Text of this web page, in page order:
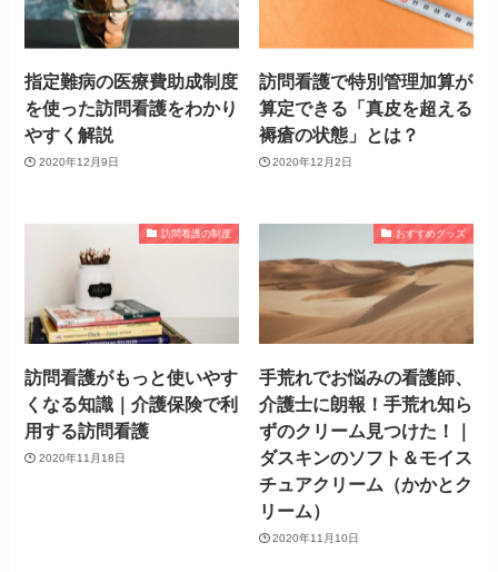
指定難病の医療費助成制度
を使った訪問看護をわかり
やすく解説
2020年12月9日
訪問看護で特別管理加算が
算定できる「真皮を超える
褥瘡の状態」とは？
2020年12月2日
訪問看護の制度
訪問看護がもっと使いやす
くなる知識｜介護保険で利
用する訪問看護
2020年11月18日
おすすめグッズ
手荒れでお悩みの看護師、
介護士に朗報！手荒れ知ら
ずのクリーム見つけた！｜
ダスキンのソフト＆モイス
チュアクリーム（かかとク
リーム）
2020年11月10日